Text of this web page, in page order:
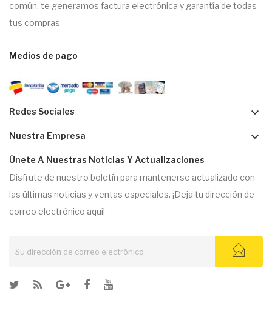
común, te generamos factura electrónica y garantía de todas
tus compras
Medios de pago
Redes Sociales keyboard_arrow_down
Nuestra Empresa keyboard_arrow_down
Únete A Nuestras Noticias Y Actualizaciones
Disfrute de nuestro boletín para mantenerse actualizado con
las últimas noticias y ventas especiales. ¡Deja tu dirección de
correo electrónico aquí!